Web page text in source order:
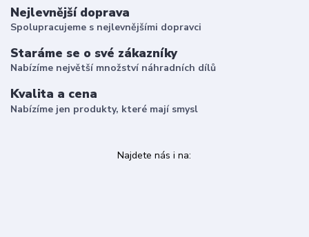
Nejlevnější doprava
Spolupracujeme s nejlevnějšími dopravci
Staráme se o své zákazníky
Nabízíme největší množství náhradních dílů
Kvalita a cena
Nabízíme jen produkty, které mají smysl
Najdete nás i na: